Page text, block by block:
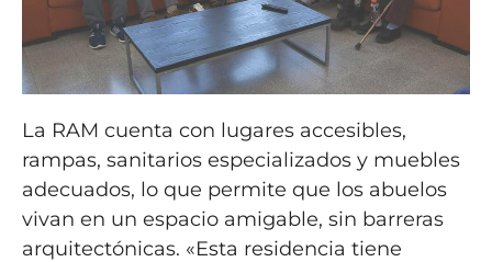
La RAM cuenta con lugares accesibles,
rampas, sanitarios especializados y muebles
adecuados, lo que permite que los abuelos
vivan en un espacio amigable, sin barreras
arquitectónicas. «Esta residencia tiene